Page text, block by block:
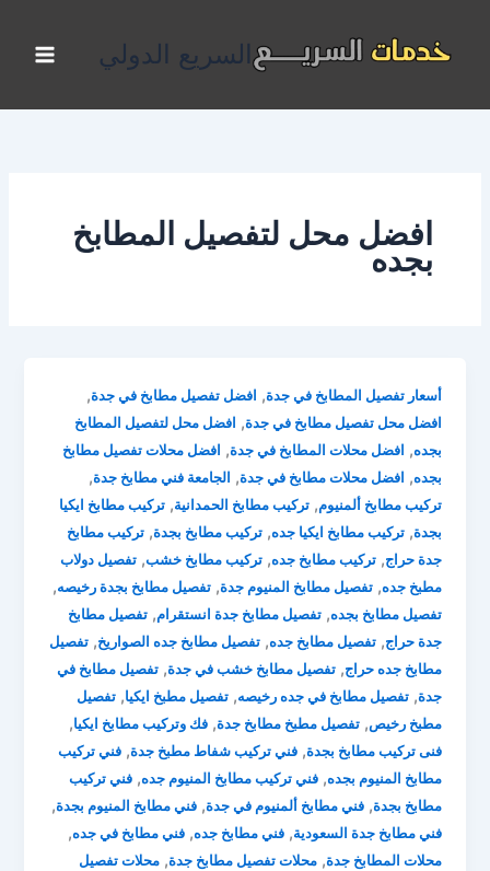
المحتوى
السريع الدولي
افضل محل لتفصيل المطابخ
بجده
أسعار تفصيل المطابخ في جدة, افضل تفصيل مطابخ في جدة,
افضل محل تفصيل مطابخ في جدة, افضل محل لتفصيل المطابخ
بجده, افضل محلات المطابخ في جدة, افضل محلات تفصيل مطابخ
بجده, افضل محلات مطابخ في جدة, الجامعة فني مطابخ جدة,
تركيب مطابخ ألمنيوم,تركيب مطابخ الحمدانية,تركيب مطابخ ايكيا
بجدة,تركيب مطابخ ايكيا جده,تركيب مطابخ بجدة,تركيب مطابخ
جدة حراج,تركيب مطابخ جده,تركيب مطابخ خشب,تفصيل دولاب
مطبخ جده,تفصيل مطابخ المنيوم جدة,تفصيل مطابخ بجدة رخيصه,
تفصيل مطابخ بجده,تفصيل مطابخ جدة انستقرام,تفصيل مطابخ
جدة حراج,تفصيل مطابخ جده,تفصيل مطابخ جده الصواريخ,تفصيل
مطابخ جده حراج,تفصيل مطابخ خشب في جدة,تفصيل مطابخ في
جدة,تفصيل مطابخ في جده رخيصه,تفصيل مطبخ ايكيا,تفصيل
مطبخ رخيص,تفصيل مطبخ مطابخ جدة,فك وتركيب مطابخ ايكيا,
فنى تركيب مطابخ بجدة,فني تركيب شفاط مطبخ جدة,فني تركيب
مطابخ المنيوم بجده,فني تركيب مطابخ المنيوم جده,فني تركيب
مطابخ بجدة,فني مطابخ ألمنيوم في جدة,فني مطابخ المنيوم بجدة,
فني مطابخ جدة السعودية,فني مطابخ جده,فني مطابخ في جده,
محلات المطابخ جدة,محلات تفصيل مطابخ جدة,محلات تفصيل